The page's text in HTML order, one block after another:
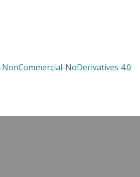
NoDerivatives 4.0